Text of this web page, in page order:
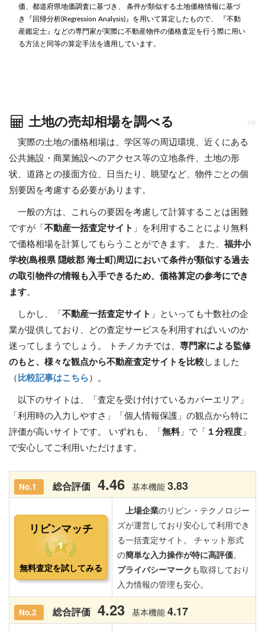
価、都道府県地価調査に基づき、 条件が類似する土地価格情報に基づ
き『回帰分析(Regression Analysis)』を用いて算定したもので、 『不動
産鑑定士』などの専門家が実際に不動産物件の価格査定を行う際に用い
る方法と同等の算定手法を適用しています。
土地の売却相場を調べる PR
実際の土地の価格相場は、学区等の周辺環境、近くにある
公共施設・商業施設へのアクセス等の立地条件、土地の形
状、道路との接面方位、日当たり、眺望など、物件ごとの個
別要因を考慮する必要があります。
一般の方は、これらの要因を考慮して計算することは困難
ですが「 不動産一括査定サイト 」を利用することにより無料
で価格相場を計算してもらうことができます。 また、 福井小
学校(島根県 隠岐郡 海士町)周辺において条件が類似する過去
の取引物件の情報も入手できるため、価格算定の参考にでき
ます。
しかし、「 不動産一括査定サイト 」といっても十数社の企
業が提供しており、どの査定サービスを利用すればいいのか
迷ってしまうでしょう。 トチノカチでは、 専門家による監修
のもと、様々な観点から不動産査定サイトを比較 しました
（ 比較記事はこちら ）。
以下のサイトは、「査定を受け付けているカバーエリア」
「利用時の入力しやすさ」「個人情報保護」の観点から特に
評価が高いサイトです。 いずれも、「 無料」で「 １分程度 」
で安心してご利用いただけます。